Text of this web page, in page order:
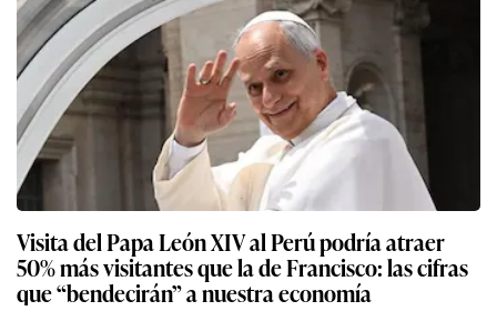
Visita del Papa León XIV al Perú podría atraer
50% más visitantes que la de Francisco: las cifras
que “bendecirán” a nuestra economía